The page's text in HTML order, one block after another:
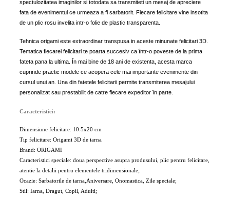
spectulozitatea imaginilor si totodata sa transmiteti un mesaj de apreciere
fata de evenimentul ce urmeaza a fi sarbatorit. Fiecare felicitare vine insotita
de un plic rosu invelita intr-o folie de plastic transparenta.
Tehnica origami este extraordinar transpusa in aceste minunate felicitari 3D.
Tematica fiecarei felicitari te poarta succesiv ca într-o poveste de la prima
fateta pana la ultima. În mai bine de 18 ani de existenta, acesta marca
cuprinde practic modele ce acopera cele mai importante evenimente din
cursul unui an. Una din fatetele felicitarii permite transmiterea mesajului
personalizat sau prestabilit de catre fiecare expeditor în parte.
Caracteristici:
Dimensiune felicitare: 10.5x20 cm
Tip felicitare: Origami 3D de iarna
Brand: ORIGAMI
Caracteristici speciale: doua perspective asupra produsului, plic pentru felicitare,
atentie la detalii pentru elementele tridimensionale;
Ocazie: Sarbatorile de iarna,Aniversare, Onomastica, Zile speciale;
Stil: Iarna, Dragut, Copii, Adulti;